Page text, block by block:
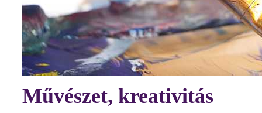
Művészet, kreativitás